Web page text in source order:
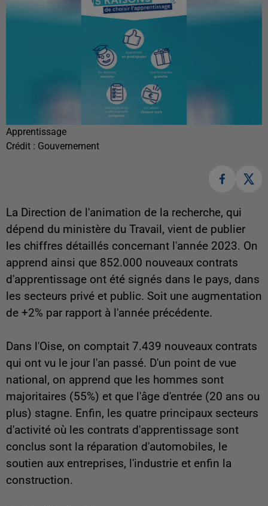
Apprentissage
Crédit : Gouvernement
La Direction de l'animation de la recherche, qui
dépend du ministère du Travail, vient de publier
les chiffres détaillés concernant l'année 2023. On
apprend ainsi que 852.000 nouveaux contrats
d'apprentissage ont été signés dans le pays, dans
les secteurs privé et public. Soit une augmentation
de +2% par rapport à l'année précédente.
Dans l'Oise, on comptait 7.439 nouveaux contrats
qui ont vu le jour l'an passé. D'un point de vue
national, on apprend que les hommes sont
majoritaires (55%) et que l'âge d'entrée (20 ans ou
plus) stagne. Enfin, les quatre principaux secteurs
d'activité où les contrats d'apprentissage sont
conclus sont la réparation d'automobiles, le
soutien aux entreprises, l'industrie et enfin la
construction.